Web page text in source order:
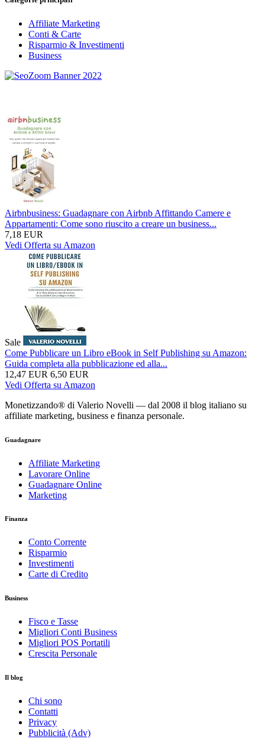
Affiliate Marketing
Conti & Carte
Risparmio & Investimenti
Business
Airbnbusiness: Guadagnare con Airbnb Affittando Camere e
Appartamenti: Come sono riuscito a creare un business...
7,18 EUR
Vedi Offerta su Amazon
Sale
Come Pubblicare un Libro eBook in Self Publishing su Amazon:
Guida completa alla pubblicazione ed alla...
12,47 EUR 6,50 EUR
Vedi Offerta su Amazon
Monetizzando® di Valerio Novelli — dal 2008 il blog italiano su
affiliate marketing, business e finanza personale.
Guadagnare
Affiliate Marketing
Lavorare Online
Guadagnare Online
Marketing
Finanza
Conto Corrente
Risparmio
Investimenti
Carte di Credito
Business
Fisco e Tasse
Migliori Conti Business
Migliori POS Portatili
Crescita Personale
Il blog
Chi sono
Contatti
Privacy
Pubblicità (Adv)